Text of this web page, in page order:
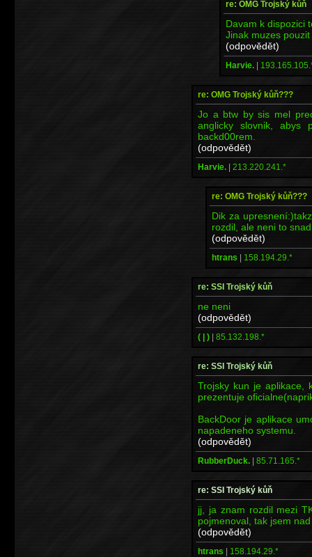
re: OMG Trojský kůň
Davam k dispozici
Jinak muzes
(odpovědět)
Harvie. |
re: OMG Trojský kůň???
Jo a btw by sis mel
anglicky slovnik, abys
backd00rem.
(odpovědět)
Harvie. | 213.220.241.*
re: OMG Trojský kůň???
Dik za
rozdil, ale neni to
(odpovědět)
htrans | 158.194.29.*
re: SSI Trojský kůň
ne neni
(odpovědět)
( | ) | 85.132.198.*
re: SSI Trojský kůň
Trojsky kun je aplikace,
prezentuje
BackDoor je aplikace
napadeneho systemu.
(odpovědět)
RubberDuck. | 85.71.165.*
re: SSI Trojský kůň
jj, ja znam rozdil mezi
pojmenoval, tak jsem
(odpovědět)
htrans | 158.194.29.*